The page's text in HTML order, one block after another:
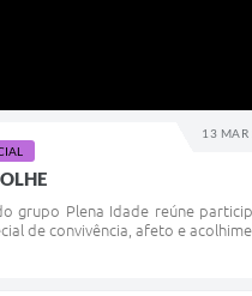
13
grupo Plena Idade reúne
de convivência, afeto e